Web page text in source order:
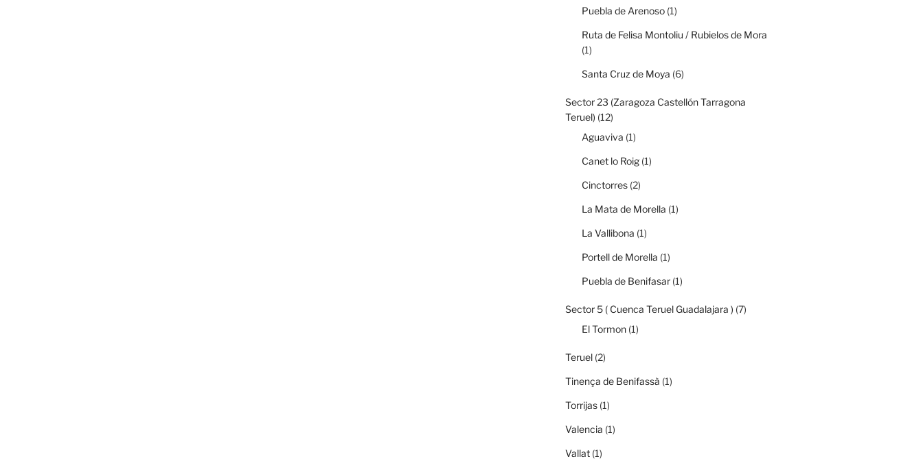
Puebla de Arenoso(1)
Ruta de Felisa Montoliu / Rubielos de Mora
(1)
Santa Cruz de Moya (6)
Sector 23 (Zaragoza Castellón Tarragona
Teruel) (12)
Aguaviva (1)
Canet lo Roig(1)
Cinctorres(2)
La Mata de Morella (1)
La Vallibona (1)
Portell de Morella (1)
Puebla de Benifasar(1)
Sector 5 ( Cuenca Teruel Guadalajara ) (7)
El Tormon(1)
Teruel(2)
Tinença de Benifassà (1)
Torrijas(1)
Valencia (1)
Vallat(1)